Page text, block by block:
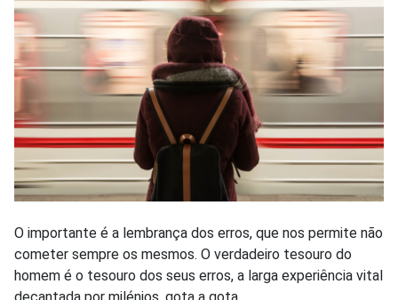
O importante é a lembrança dos erros, que nos permite não
cometer sempre os mesmos. O verdadeiro tesouro do
homem é o tesouro dos seus erros, a larga experiência vital